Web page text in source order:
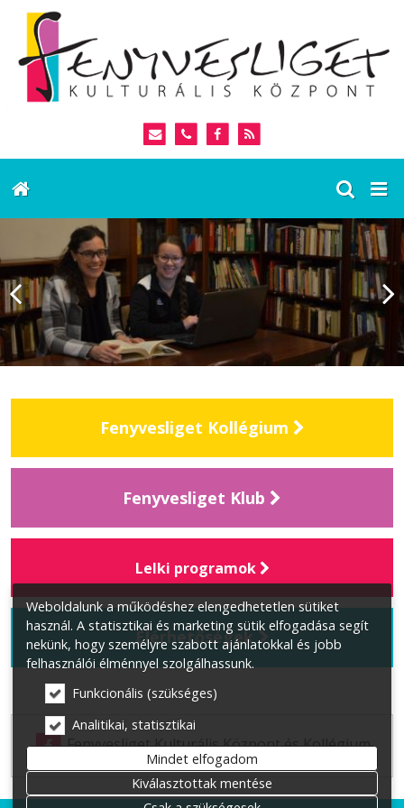
Fenyvesliget Kollégium 
Fenyvesliget Klub 
Lelki programok 
Elérhetőségek
Fenyvesliget Kulturális Központ és Kollégium
Weboldalunk a működéshez elengedhetetlen sütiket
használ. A statisztikai és marketing sütik elfogadása segít
nekünk, hogy személyre szabott ajánlatokkal és jobb
felhasználói élménnyel szolgálhassunk.
Funkcionális (szükséges)
Analitikai, statisztikai
Mindet elfogadom
Kiválasztottak mentése